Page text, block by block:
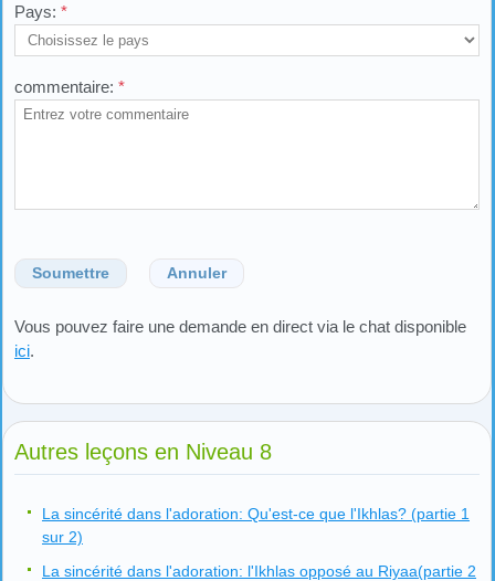
Pays: *
commentaire: *
Soumettre Annuler
Vous pouvez faire une demande en direct via le chat disponible
ici.
Autres leçons en Niveau 8
La sincérité dans l'adoration: Qu'est-ce que l'Ikhlas? (partie 1
sur 2)
La sincérité dans l'adoration: l'Ikhlas opposé au Riyaa(partie 2